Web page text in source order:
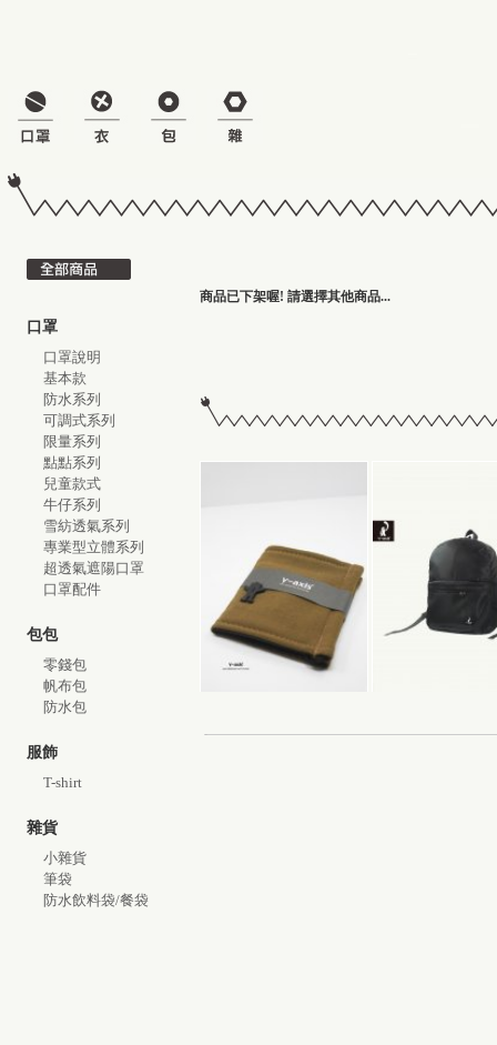
口罩
口罩說明
基本款
防水系列
可調式系列
限量系列
點點系列
兒童款式
牛仔系列
雪紡透氣系列
專業型立體系列
超透氣遮陽口罩
口罩配件
包包
零錢包
帆布包
防水包
服飾
T-shirt
雜貨
小雜貨
筆袋
防水飲料袋/餐袋
商品已下架喔! 請選擇其他商品...